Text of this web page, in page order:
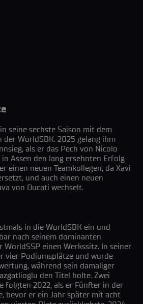
seine sechste Saison mit dem
der WorldSBK. 2025 gelang ihm
als er das Pech von Nicolo
Assen den lang ersehnten Erfolg
einen neuen Teamkollegen, da Xavi
und auch einen neuen
von Ducati wechselt.
in die WorldSBK ein und
nach seinem dominanten
einen Werkssitz. In seiner
vier Podiumsplätze und wurde
während sein damaliger
den Titel holte. Zwei
folgten 2022, als er Fünfter in der
bevor er ein Jahr später mit acht